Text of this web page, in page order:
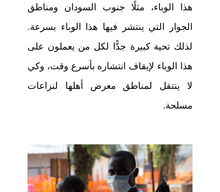
هذا الوباء، مثلًا جنوب السودان ومناطق
الجوار التي ينتشر فيها هذا الوباء بسرعة.
لذلك تحية كبيرة جدًّا لكل من يعملون على
هذا الوباء لإيقاف انتشاره بأسرع وقت، وكي
لا ينتقل لمناطق معرض أهلها لنزاعات
مسلحة.